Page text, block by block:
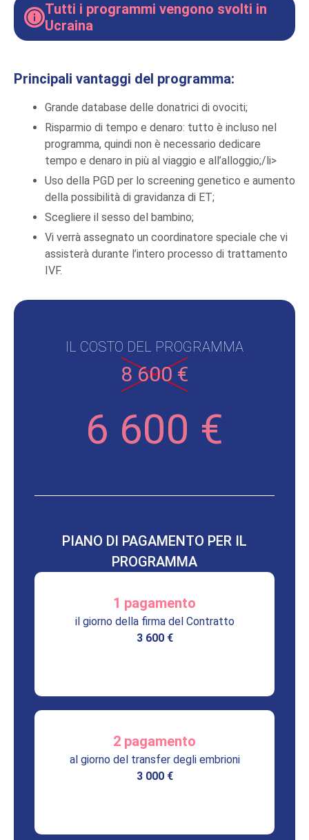
Tutti i programmi vengono svolti in
Ucraina
Principali vantaggi del programma:
Grande database delle donatrici di ovociti;
Risparmio di tempo e denaro: tutto è incluso nel
programma, quindi non è necessario dedicare
tempo e denaro in più al viaggio e all’alloggio;/li>
Uso della PGD per lo screening genetico e aumento
della possibilità di gravidanza di ET;
Scegliere il sesso del bambino;
Vi verrà assegnato un coordinatore speciale che vi
assisterà durante l’intero processo di trattamento
IVF.
IL COSTO DEL PROGRAMMA
8 600 €
6 600 €
PIANO DI PAGAMENTO PER IL
PROGRAMMA
1 pagamento
il giorno della firma del Contratto
3 600 €
2 pagamento
al giorno del transfer degli embrioni
3 000 €